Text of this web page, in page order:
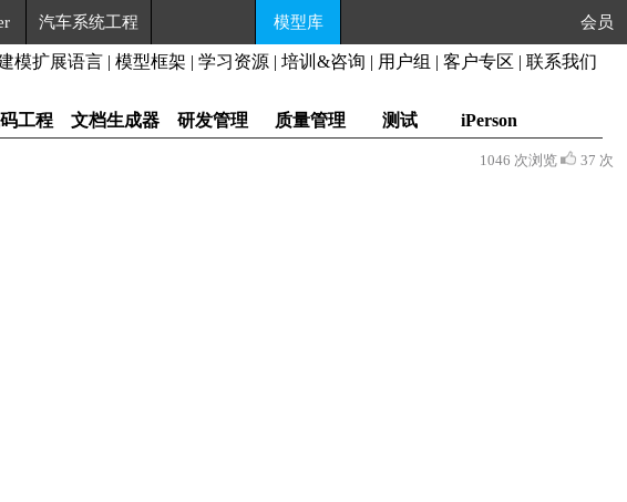
汽车系统工程 模型库 会员
模扩展语言 | 模型框架 | 学习资源 | 培训&咨询 | 用户组 | 客户专区 | 联系我们
工程 文档生成器 研发管理 质量管理 测试 iPerson
1046 次浏览 37 次